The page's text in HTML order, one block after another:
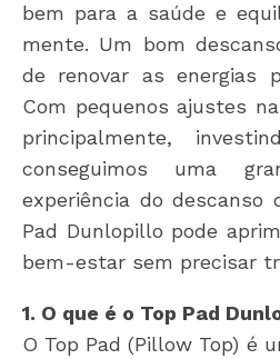
bem para a saúde e
mente. Um bom
de renovar as energias
Com pequenos ajustes
principalmente,
conseguimos uma
experiência do descanso
Pad Dunlopillo pode
bem-estar sem precisar
1. O que é o Top Pad
O Top Pad (Pillow Top) é